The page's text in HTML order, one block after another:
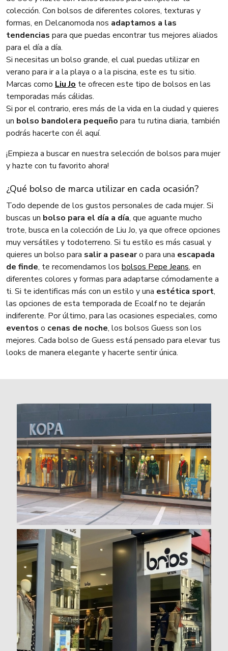
colección. Con bolsos de diferentes colores, texturas y
formas, en Delcanomoda nos adaptamos a las
tendencias para que puedas encontrar tus mejores aliados
para el día a día.
Si necesitas un bolso grande, el cual puedas utilizar en
verano para ir a la playa o a la piscina, este es tu sitio.
Marcas como Liu Jo te ofrecen este tipo de bolsos en las
temporadas más cálidas.
Si por el contrario, eres más de la vida en la ciudad y quieres
un bolso bandolera pequeño para tu rutina diaria, también
podrás hacerte con él aquí.
¡Empieza a buscar en nuestra selección de bolsos para mujer
y hazte con tu favorito ahora!
¿Qué bolso de marca utilizar en cada ocasión?
Todo depende de los gustos personales de cada mujer. Si
buscas un bolso para el día a día, que aguante mucho
trote, busca en la colección de Liu Jo, ya que ofrece opciones
muy versátiles y todoterreno. Si tu estilo es más casual y
quieres un bolso para salir a pasearo para una escapada
de finde, te recomendamos los bolsos Pepe Jeans, en
diferentes colores y formas para adaptarse cómodamente a
ti. Si te identificas más con un estilo y una estética sport,
las opciones de esta temporada de Ecoalf no te dejarán
indiferente. Por último, para las ocasiones especiales, como
eventos o cenas de noche, los bolsos Guess son los
mejores. Cada bolso de Guess está pensado para elevar tus
looks de manera elegante y hacerte sentir única.